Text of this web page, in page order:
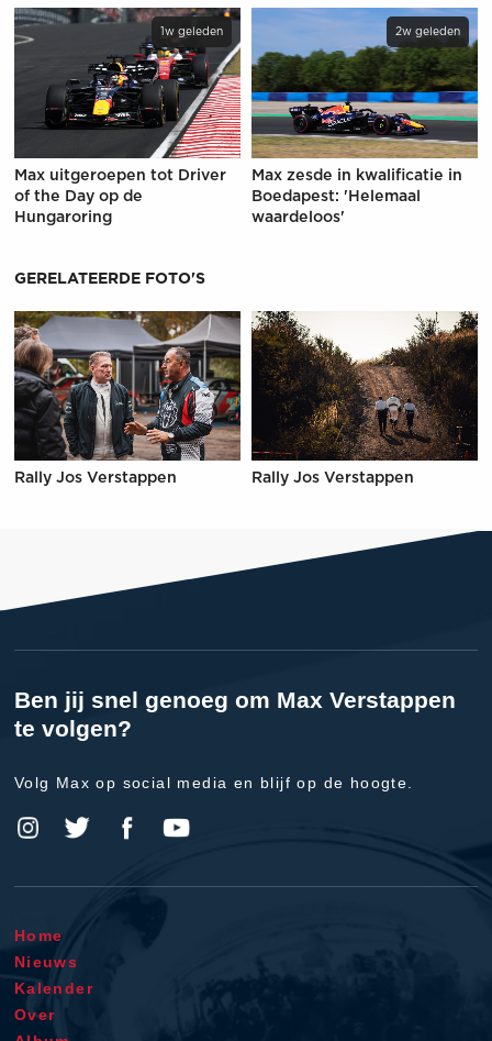
1w geleden
Max uitgeroepen tot Driver
of the Day op de
Hungaroring
2w geleden
Max zesde in kwalificatie in
Boedapest: 'Helemaal
waardeloos'
GERELATEERDE FOTO'S
Rally Jos Verstappen Rally Jos Verstappen
Ben jij snel genoeg om Max Verstappen
te volgen?
Volg Max op social media en blijf op de hoogte.
Home
Nieuws
Kalender
Over